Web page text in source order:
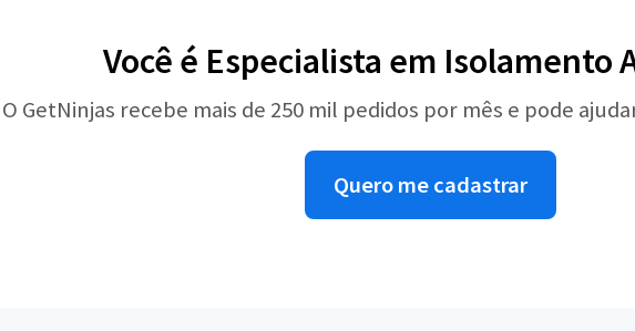
Você é Especialista em Isolamento
O GetNinjas recebe mais de 250 mil pedidos por mês e pode
Quero me cadastrar